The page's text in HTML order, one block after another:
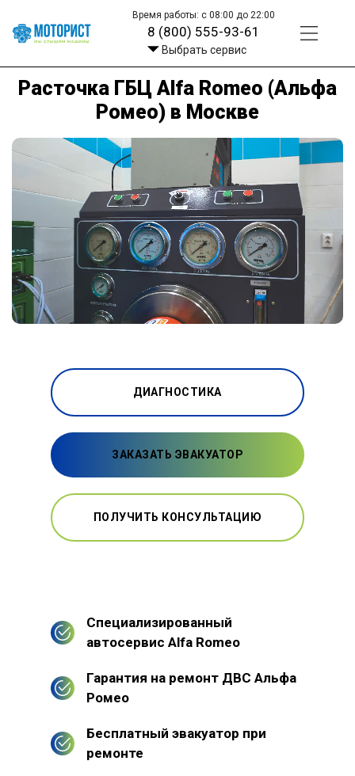
Время работы: с 08:00 до 22:00
8 (800) 555-93-61
Выбрать сервис
Расточка ГБЦ Alfa Romeo (Альфа
Ромео) в Москве
ДИАГНОСТИКА
ЗАКАЗАТЬ ЭВАКУАТОР
ПОЛУЧИТЬ КОНСУЛЬТАЦИЮ
Специализированный
автосервис Alfa Romeo
Гарантия на ремонт ДВС Альфа
Ромео
Бесплатный эвакуатор при
ремонте